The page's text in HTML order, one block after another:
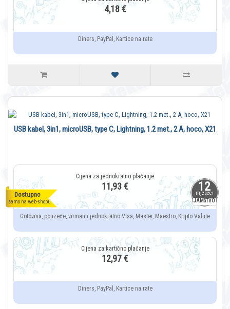
4,18 €
Diners, PayPal, Kartice na rate
12
mjeseci
JAMSTVO
Dostupno
samo na web-shopu
USB kabel, 3in1, microUSB, type C, Lightning, 1.2 met., 2 A, hoco, X21
11,93 €
Gotovina, pouzeće, virman i jednokratno Visa, Master, Maestro, Kripto Valute
12,97 €
Diners, PayPal, Kartice na rate